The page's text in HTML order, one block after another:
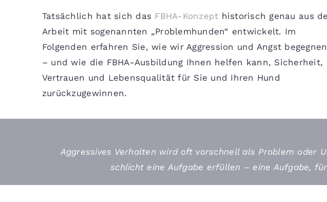
Tatsächlich hat sich das FBHA-Konzept historisch genau aus
Arbeit mit sogenannten „Problemhunden“ entwickelt. Im
Folgenden erfahren Sie, wie wir Aggression und Angst begegnen
– und wie die FBHA-Ausbildung Ihnen helfen kann, Sicherheit,
Vertrauen und Lebensqualität für Sie und Ihren Hund
zurückzugewinnen.
Aggressives Verhalten wird oft vorschnell als Problem oder
schlicht eine Aufgabe erfüllen – eine Aufgabe,